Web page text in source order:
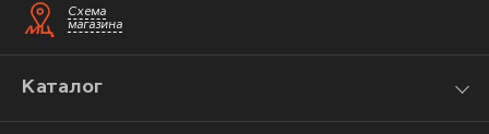
Схема
магазина
Каталог